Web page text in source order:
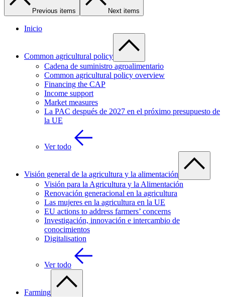
Previous items Next items
Inicio
Common agricultural policy
Cadena de suministro agroalimentario
Common agricultural policy overview
Financing the CAP
Income support
Market measures
La PAC después de 2027 en el próximo presupuesto de
la UE
Ver todo
Visión general de la agricultura y la alimentación
Visión para la Agricultura y la Alimentación
Renovación generacional en la agricultura
Las mujeres en la agricultura en la UE
EU actions to address farmers’ concerns
Investigación, innovación e intercambio de
conocimientos
Digitalisation
Ver todo
Farming